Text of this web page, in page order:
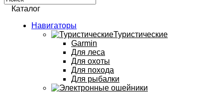
Каталог
Навигаторы
Туристические
Garmin
Для леса
Для охоты
Для похода
Для рыбалки